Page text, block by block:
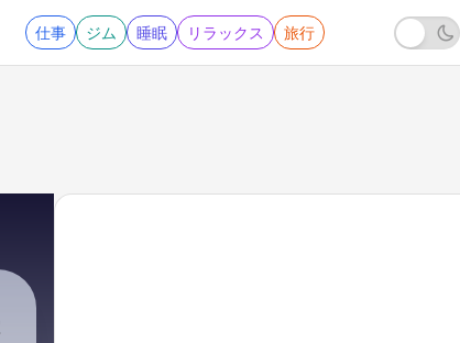
仕事 ジム 睡眠 リラックス 旅行